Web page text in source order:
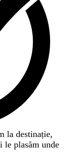
la destinație,
le plasăm unde